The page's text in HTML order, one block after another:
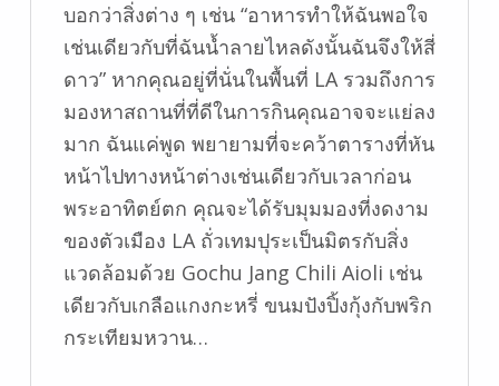
บอกว่าสิ่งต่าง ๆ เช่น “อาหารทำให้ฉันพอใจ
เช่นเดียวกับที่ฉันน้ำลายไหลดังนั้นฉันจึงให้สี่
ดาว” หากคุณอยู่ที่นั่นในพื้นที่ LA รวมถึงการ
มองหาสถานที่ที่ดีในการกินคุณอาจจะแย่ลง
มาก ฉันแค่พูด พยายามที่จะคว้าตารางที่หัน
หน้าไปทางหน้าต่างเช่นเดียวกับเวลาก่อน
พระอาทิตย์ตก คุณจะได้รับมุมมองที่งดงาม
ของตัวเมือง LA ถั่วเทมปุระเป็นมิตรกับสิ่ง
แวดล้อมด้วย Gochu Jang Chili Aioli เช่น
เดียวกับเกลือแกงกะหรี่ ขนมปังปิ้งกุ้งกับพริก
กระเทียมหวาน…